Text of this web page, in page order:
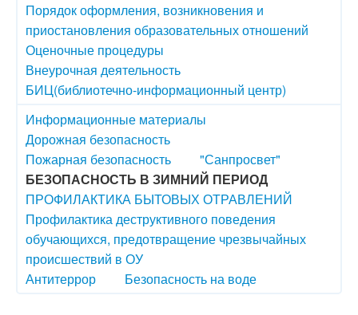
Порядок оформления, возникновения и
приостановления образовательных отношений
Оценочные процедуры
Внеурочная деятельность
БИЦ(библиотечно-информационный центр)
Информационные материалы
Дорожная безопасность
Пожарная безопасность
"Санпросвет"
БЕЗОПАСНОСТЬ В ЗИМНИЙ ПЕРИОД
ПРОФИЛАКТИКА БЫТОВЫХ ОТРАВЛЕНИЙ
Профилактика деструктивного поведения
обучающихся, предотвращение чрезвычайных
происшествий в ОУ
Антитеррор
Безопасность на воде